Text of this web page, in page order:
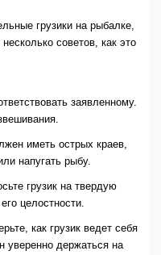
грузики на рыбалке,
советов, как это
заявленному.
иметь острых краев,
напугать рыбу.
грузик на твердую
целостности.
как грузик ведет себя
уверенно держаться на